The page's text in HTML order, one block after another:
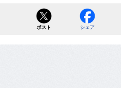
ポスト シェア